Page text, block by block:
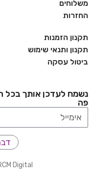
משלוחים
החזרות
תקנון הזמנות
תקנון ותנאי שימוש
ביטול עסקה
נשמח לעדכן אותך בכל
פה
Digital |